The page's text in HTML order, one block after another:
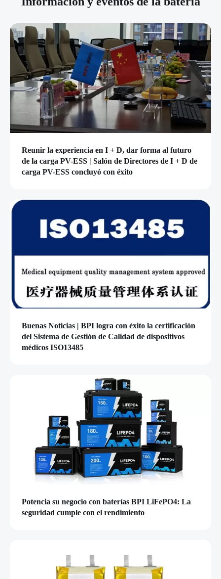
Reunir la experiencia en I + D, dar forma al futuro
de la carga PV-ESS | Salón de Directores de I + D de
carga PV-ESS concluyó con éxito
Buenas Noticias | BPI logra con éxito la certificación
del Sistema de Gestión de Calidad de dispositivos
médicos ISO13485
Potencia su negocio con baterías BPI LiFePO4: La
seguridad cumple con el rendimiento